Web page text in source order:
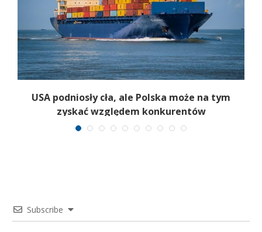
USA podniosły cła, ale Polska może na tym
zyskać względem konkurentów
Subscribe